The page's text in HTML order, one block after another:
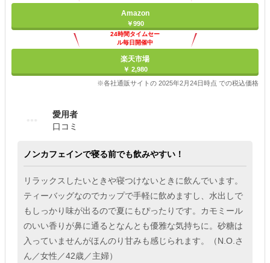
Amazon
￥990
24時間タイムセー
ル毎日開催中
楽天市場
￥ 2,980
※各社通販サイトの 2025年2月24日時点 での税込価格
愛用者
口コミ
ノンカフェインで寝る前でも飲みやすい！
リラックスしたいときや寝つけないときに飲んでいます。
ティーバッグなのでカップで手軽に飲めますし、水出しで
もしっかり味が出るので夏にもぴったりです。カモミール
のいい香りが鼻に通るとなんとも優雅な気持ちに。砂糖は
入っていませんがほんのり甘みも感じられます。（N.O.さ
ん／女性／42歳／主婦）